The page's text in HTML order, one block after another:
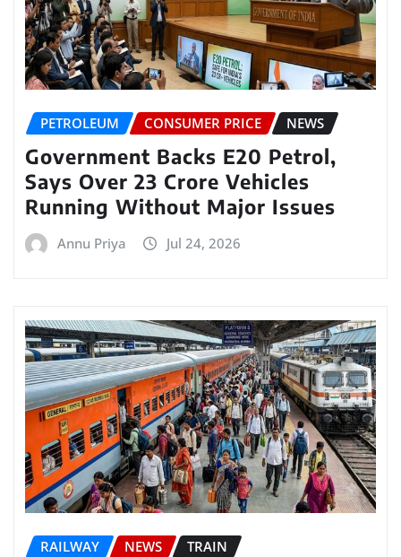
PETROLEUM CONSUMER PRICE NEWS
Government Backs E20 Petrol,
Says Over 23 Crore Vehicles
Running Without Major Issues
Annu Priya Jul 24, 2026
RAILWAY NEWS TRAIN